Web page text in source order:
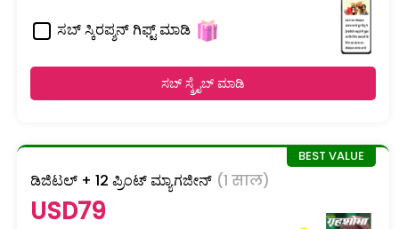
ಸಬ್ ಸ್ಕಿರಪ್ಶನ್ ಗಿಫ್ಟ್ ಮಾಡಿ
ಸಬ್ ಸ್ಕ್ರೈಬ್ ಮಾಡಿ
ಡಿಜಿಟಲ್ + 12 ಪ್ರಿಂಟ್ ಮ್ಯಾಗಜೀನ್ (1 साल)
USD79